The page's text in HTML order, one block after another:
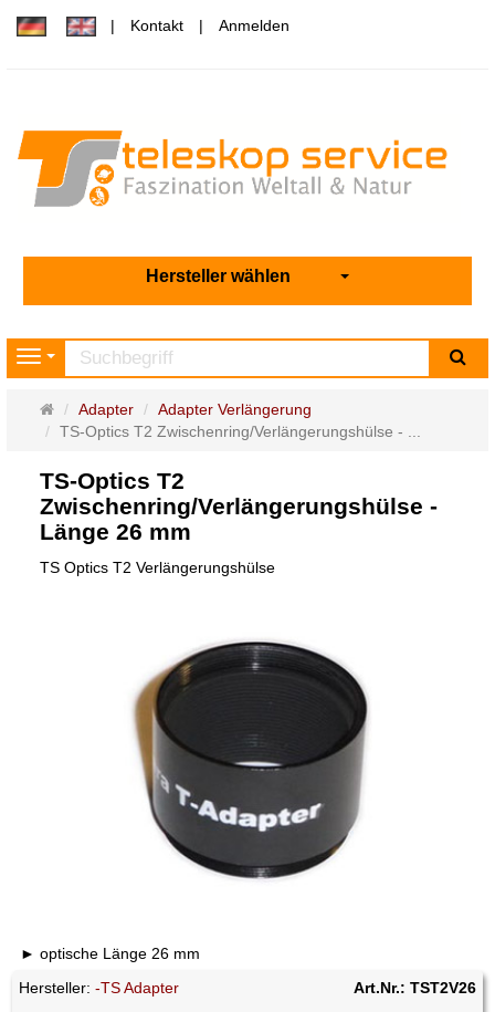
Kontakt Anmelden
Hersteller wählen
Navigation
Startseite
Adapter
Adapter Verlängerung
TS-Optics T2 Zwischenring/Verlängerungshülse - ...
TS-Optics T2
Zwischenring/Verlängerungshülse -
Länge 26 mm
TS Optics T2 Verlängerungshülse
optische Länge 26 mm
Hersteller:-TS Adapter Art.Nr.: TST2V26